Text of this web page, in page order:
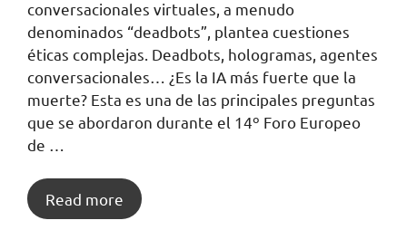
conversacionales virtuales, a menudo
denominados “deadbots”, plantea cuestiones
éticas complejas. Deadbots, hologramas, agentes
conversacionales… ¿Es la IA más fuerte que la
muerte? Esta es una de las principales preguntas
que se abordaron durante el 14º Foro Europeo
de …
Read more